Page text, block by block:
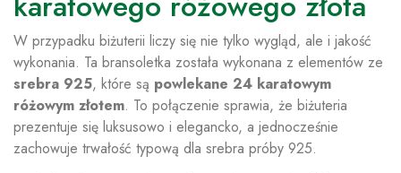
W przypadku biżuterii liczy się nie tylko wygląd, ale i jakość
wykonania. Ta bransoletka została wykonana z elementów ze
srebra 925, które są powlekane 24 karatowym
różowym złotem. To połączenie sprawia, że biżuteria
prezentuje się luksusowo i elegancko, a jednocześnie
zachowuje trwałość typową dla srebra próby 925.